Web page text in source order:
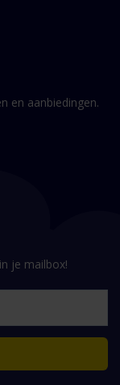
en aanbiedingen.
je mailbox!